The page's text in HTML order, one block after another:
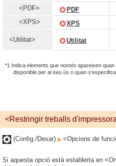
<PDF> PDF
<XPS>
XPS
<Utilitat> Utilitat
*1 Indica elements que només apareixen
disponible per al seu ús o quan
<Restringir treballs
(Config./Desar) <Opcions de
Si aquesta opció està establerta en